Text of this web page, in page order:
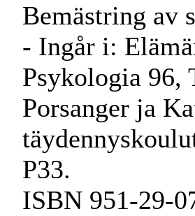
Bemästring av
- Ingår i:
Psykologia 96,
Porsanger ja
P33.
ISBN 951-29-